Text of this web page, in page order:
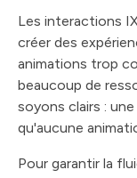
Les interactions
créer des
animations trop
beaucoup de
soyons clairs :
qu'aucune
Pour garantir la